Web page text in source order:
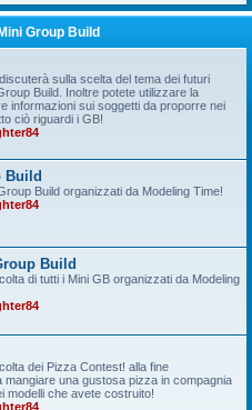
Group Build
sulla scelta del tema dei futuri
Build. Inoltre potete utilizzare la
informazioni sui soggetti da proporre nei
ciò riguardi i GB!
Build
Build organizzati da Modeling Time!
Build
di tutti i Mini GB organizzati da Modeling
dei Pizza Contest! alla fine
mangiare una gustosa pizza in compagnia
modelli che avete costruito!